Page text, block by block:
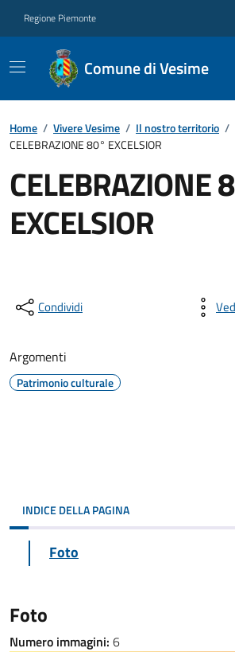
Regione Piemonte
Comune di Vesime
Home / Vivere Vesime / Il nostro territorio /
CELEBRAZIONE 80° EXCELSIOR
CELEBRAZIONE
EXCELSIOR
Condividi
Argomenti
Patrimonio culturale
INDICE DELLA PAGINA
Foto
Foto
Numero immagini: 6